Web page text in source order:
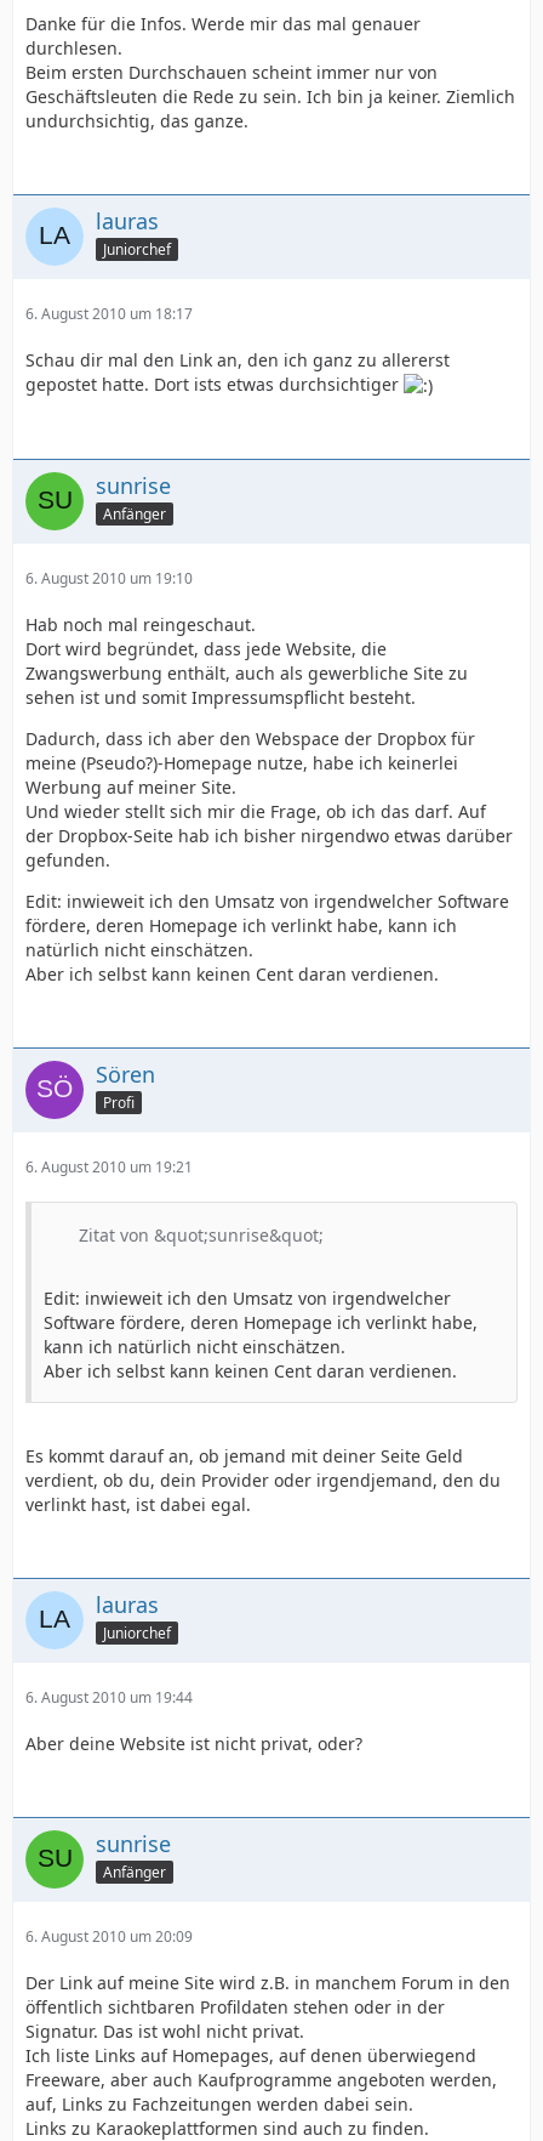
Danke für die Infos. Werde mir das mal genauer
durchlesen.
Beim ersten Durchschauen scheint immer nur von
Geschäftsleuten die Rede zu sein. Ich bin ja keiner. Ziemlich
undurchsichtig, das ganze.
lauras
Juniorchef
6. August 2010 um 18:17
Schau dir mal den Link an, den ich ganz zu allererst
gepostet hatte. Dort ists etwas durchsichtiger
sunrise
Anfänger
6. August 2010 um 19:10
Hab noch mal reingeschaut.
Dort wird begründet, dass jede Website, die
Zwangswerbung enthält, auch als gewerbliche Site zu
sehen ist und somit Impressumspflicht besteht.
Dadurch, dass ich aber den Webspace der Dropbox für
meine (Pseudo?)-Homepage nutze, habe ich keinerlei
Werbung auf meiner Site.
Und wieder stellt sich mir die Frage, ob ich das darf. Auf
der Dropbox-Seite hab ich bisher nirgendwo etwas darüber
gefunden.
Edit: inwieweit ich den Umsatz von irgendwelcher Software
fördere, deren Homepage ich verlinkt habe, kann ich
natürlich nicht einschätzen.
Aber ich selbst kann keinen Cent daran verdienen.
Sören
Profi
6. August 2010 um 19:21
Zitat von &quot;sunrise&quot;
Edit: inwieweit ich den Umsatz von irgendwelcher
Software fördere, deren Homepage ich verlinkt habe,
kann ich natürlich nicht einschätzen.
Aber ich selbst kann keinen Cent daran verdienen.
Es kommt darauf an, ob jemand mit deiner Seite Geld
verdient, ob du, dein Provider oder irgendjemand, den du
verlinkt hast, ist dabei egal.
lauras
Juniorchef
6. August 2010 um 19:44
Aber deine Website ist nicht privat, oder?
sunrise
Anfänger
6. August 2010 um 20:09
Der Link auf meine Site wird z.B. in manchem Forum in den
öffentlich sichtbaren Profildaten stehen oder in der
Signatur. Das ist wohl nicht privat.
Ich liste Links auf Homepages, auf denen überwiegend
Freeware, aber auch Kaufprogramme angeboten werden,
auf, Links zu Fachzeitungen werden dabei sein.
Links zu Karaokeplattformen sind auch zu finden.